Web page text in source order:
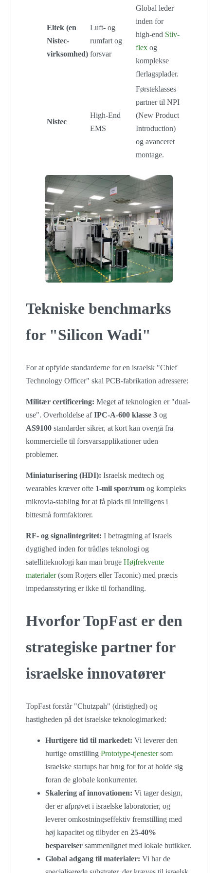
Eltek (en
Nistec-
virksomhed)
Luft- og
rumfart og
forsvar
Global leder
inden for
high-end Stiv-
flex og
komplekse
flerlagsplader.
Nistec
High-End
EMS
Førsteklasses
partner til NPI
(New Product
Introduction)
og avanceret
montage.
Tekniske benchmarks
for "Silicon Wadi"
For at opfylde standarderne for en israelsk "Chief
Technology Officer" skal PCB-fabrikation adressere:
Militær certificering: Meget af teknologien er "dual-
use". Overholdelse afIPC-A-600 klasse 3 og
AS9100 standarder sikrer, at kort kan overgå fra
kommercielle til forsvarsapplikationer uden
problemer.
Miniaturisering (HDI): Israelsk medtech og
wearables kræver ofte 1-mil spor/rum og kompleks
mikrovia-stabling for at få plads til intelligens i
bittesmå formfaktorer.
RF- og signalintegritet: I betragtning af Israels
dygtighed inden for trådløs teknologi og
satellitteknologi kan man bruge Højfrekvente
materialer(som Rogers eller Taconic) med præcis
impedansstyring er ikke til forhandling.
Hvorfor TopFast er den
strategiske partner for
israelske innovatører
TopFast forstår "Chutzpah" (dristighed) og
hastigheden på det israelske teknologimarked:
Hurtigere tid til markedet: Vi leverer den
hurtige omstilling Prototype-tjenestersom
israelske startups har brug for for at holde sig
foran de globale konkurrenter.
Skalering af innovationen: Vi tager design,
der er afprøvet i israelske laboratorier, og
leverer omkostningseffektiv fremstilling med
høj kapacitet og tilbyder en 25-40%
besparelser sammenlignet med lokale butikker.
Global adgang til materialer: Vi har de